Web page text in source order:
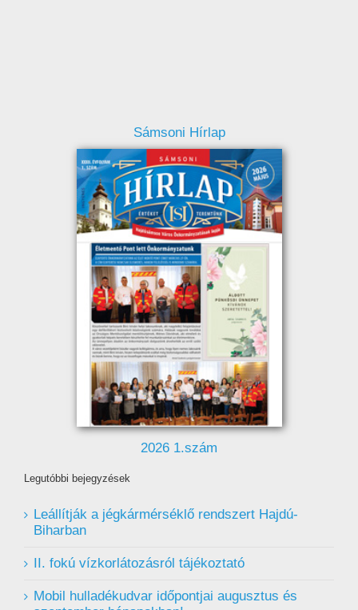
Sámsoni Hírlap
2026 1.szám
Legutóbbi bejegyzések
Leállítják a jégkármérséklő rendszert Hajdú-
Biharban
II. fokú vízkorlátozásról tájékoztató
Mobil hulladékudvar ️időpontjai augusztus és